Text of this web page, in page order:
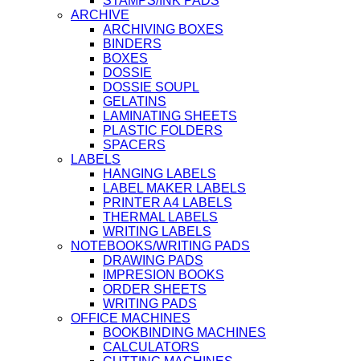
ARCHIVE
ARCHIVING BOXES
BINDERS
BOXES
DOSSIE
DOSSIE SOUPL
GELATINS
LAMINATING SHEETS
PLASTIC FOLDERS
SPACERS
LABELS
HANGING LABELS
LABEL MAKER LABELS
PRINTER A4 LABELS
THERMAL LABELS
WRITING LABELS
NOTEBOOKS/WRITING PADS
DRAWING PADS
IMPRESION BOOKS
ORDER SHEETS
WRITING PADS
OFFICE MACHINES
BOOKBINDING MACHINES
CALCULATORS